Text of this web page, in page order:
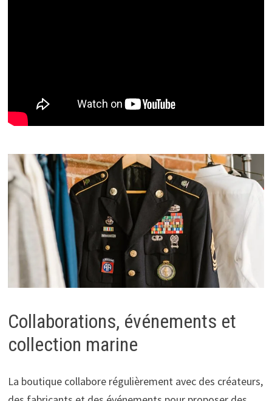
Collaborations, événements et
collection marine
La boutique collabore régulièrement avec des créateurs,